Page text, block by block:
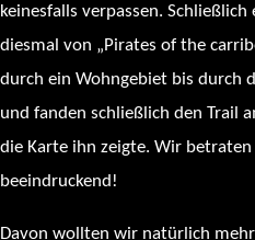
keinesfalls verpassen.
diesmal von „Pirates of the
durch ein Wohngebiet bis durch
und fanden schließlich den Trail
die Karte ihn zeigte. Wir
beeindruckend!
Davon wollten wir natürlich